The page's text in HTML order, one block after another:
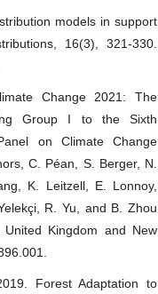
models in support
16(3), 321-330.
Change 2021: The
Group I to the Sixth
on Climate Change
C. Péan, S. Berger, N.
K. Leitzell, E. Lonnoy,
R. Yu, and B. Zhou
Kingdom and New
Forest Adaptation to